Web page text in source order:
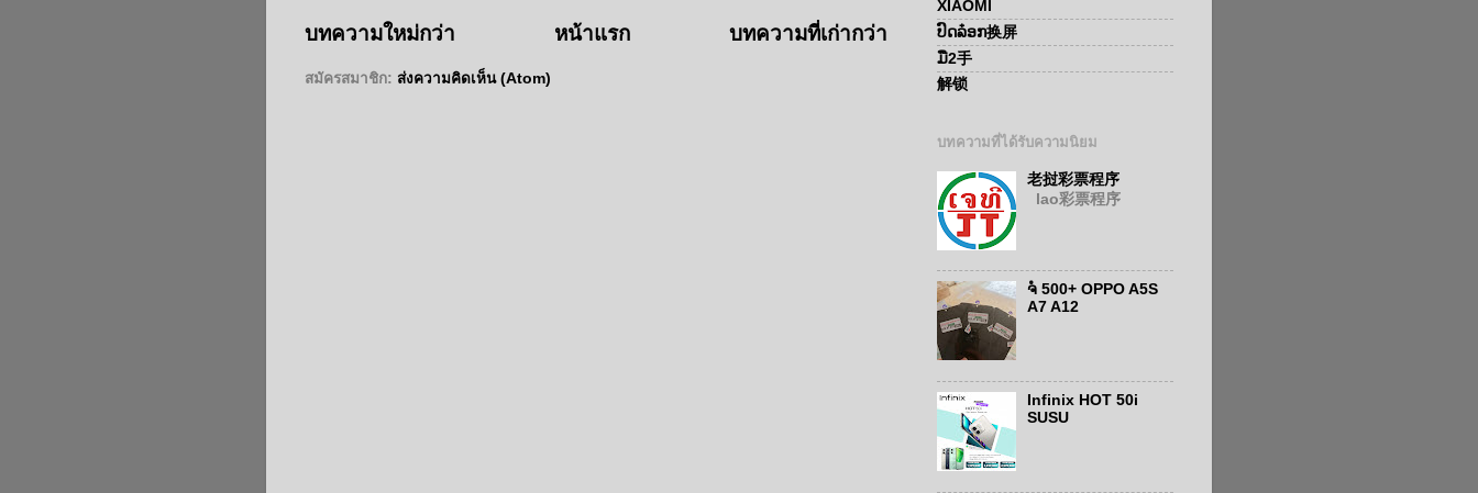
บทความใหม่กว่า บทความที่เก่ากว่า
หน้าแรก
สมัครสมาชิก: ส่งความคิดเห็น (Atom)
XIAOMI
ປົດລ໋ອກ换屏
ມື2手
解锁
บทความที่ได้รับความนิยม
老挝彩票程序
lao彩票程序
ຈໍ 500+ OPPO A5S
A7 A12
Infinix HOT 50i
SUSU